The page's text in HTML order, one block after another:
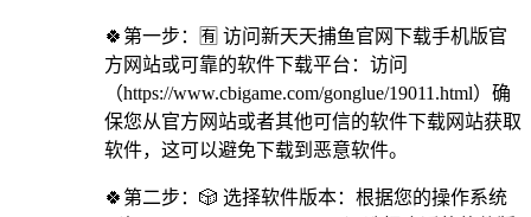
🍀第一步：🈶 访问新天天捕鱼官网下载手机版官
方网站或可靠的软件下载平台：访问
（https://www.cbigame.com/gonglue/19011.html）确
保您从官方网站或者其他可信的软件下载网站获取
软件，这可以避免下载到恶意软件。
🍀第二步：🎲 选择软件版本：根据您的操作系统